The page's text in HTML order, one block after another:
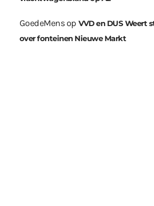
GoedeMensop VVD en DUS Weert
over fonteinen Nieuwe Markt